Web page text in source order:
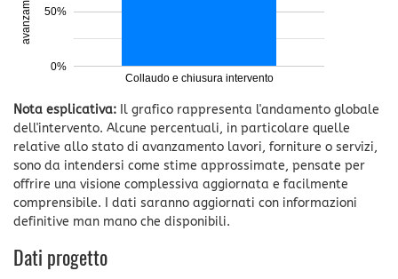
Collaudo e chiusura intervento
0%
50%
Nota esplicativa: Il grafico rappresenta l'andamento globale
dell'intervento. Alcune percentuali, in particolare quelle
relative allo stato di avanzamento lavori, forniture o servizi,
sono da intendersi come stime approssimate, pensate per
offrire una visione complessiva aggiornata e facilmente
comprensibile. I dati saranno aggiornati con informazioni
definitive man mano che disponibili.
Dati progetto